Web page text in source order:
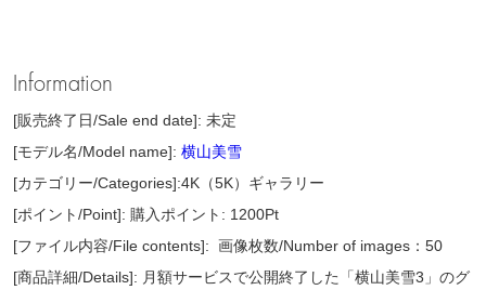
Information
[販売終了日/Sale end date]: 未定
[モデル名/Model name]:横山美雪
[カテゴリー/Categories]:4K（5K）ギャラリー
[ポイント/Point]: 購入ポイント: 1200Pt
[ファイル内容/File contents]: 画像枚数/Number of images：50
[商品詳細/Details]: 月額サービスで公開終了した「横山美雪3」のグ